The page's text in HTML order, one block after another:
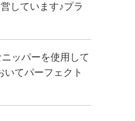
しています♪プラ
ッパーを使用して
てパーフェクト